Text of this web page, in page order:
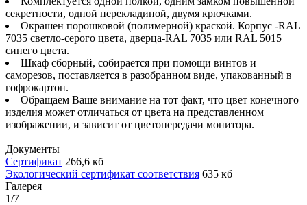
секретности, одной перекладиной, двумя крючками.
Окрашен порошковой (полимерной) краской. Корпус -RAL
7035 светло-серого цвета, дверца-RAL 7035 или RAL 5015
синего цвета.
Шкаф сборный, собирается при помощи винтов и
саморезов, поставляется в разобранном виде, упакованный в
гофрокартон.
Обращаем Ваше внимание на тот факт, что цвет конечного
изделия может отличаться от цвета на представленном
изображении, и зависит от цветопередачи монитора.
Документы
Сертификат 266,6 кб
Экологический сертификат соответствия 635 кб
Галерея
1/7 —